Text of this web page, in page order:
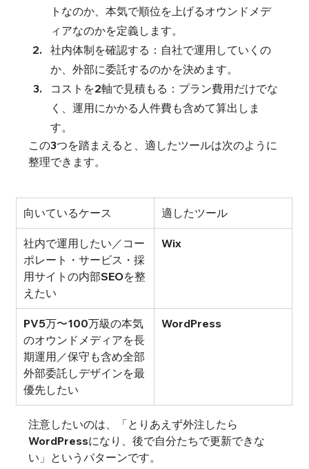
トなのか、本気で順位を上げるオウンドメデ
ィアなのかを定義します。
社内体制を確認する：自社で運用していくの
か、外部に委託するのかを決めます。
コストを2軸で見積もる：プラン費用だけでな
く、運用にかかる人件費も含めて算出しま
す。
この3つを踏まえると、適したツールは次のように
整理できます。
向いているケース 適したツール
社内で運用したい／コー
ポレート・サービス・採
用サイトの内部SEOを整
えたい
Wix
PV5万〜100万級の本気
のオウンドメディアを長
期運用／保守も含め全部
外部委託しデザインを最
優先したい
WordPress
注意したいのは、「とりあえず外注したら
WordPressになり、後で自分たちで更新できな
い」というパターンです。